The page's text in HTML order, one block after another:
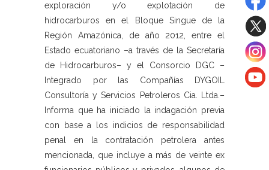
exploración y/o explotación de
hidrocarburos en el Bloque Singue de la
Región Amazónica, de año 2012, entre el
Estado ecuatoriano –a través de la Secretaría
de Hidrocarburos– y el Consorcio DGC –
Integrado por las Compañías DYGOIL
Consultoría y Servicios Petroleros Cia. Ltda.–
Informa que ha iniciado la indagación previa
con base a los indicios de responsabilidad
penal en la contratación petrolera antes
mencionada, que incluye a más de veinte ex